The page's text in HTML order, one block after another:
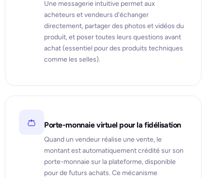
Une messagerie intuitive permet aux
acheteurs et vendeurs d'échanger
directement, partager des photos et vidéos du
produit, et poser toutes leurs questions avant
achat (essentiel pour des produits techniques
comme les selles).
👛 Porte-monnaie virtuel pour la fidélisation
Quand un vendeur réalise une vente, le
montant est automatiquement crédité sur son
porte-monnaie sur la plateforme, disponible
pour de futurs achats. Ce mécanisme